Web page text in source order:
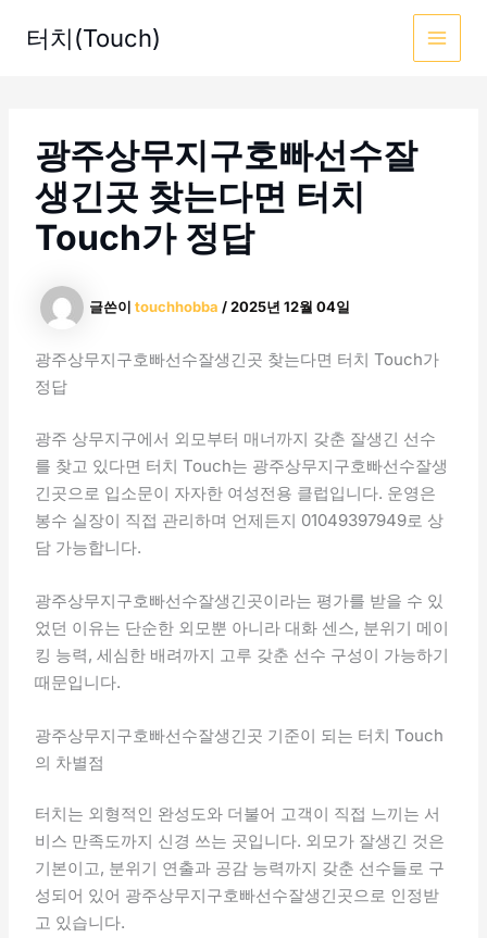
터치(Touch)
광주상무지구호빠선수잘
생긴곳 찾는다면 터치
Touch가 정답
글쓴이touchhobba /2025년 12월 04일
광주상무지구호빠선수잘생긴곳 찾는다면 터치 Touch가
정답
광주 상무지구에서 외모부터 매너까지 갖춘 잘생긴 선수
를 찾고 있다면 터치 Touch는 광주상무지구호빠선수잘생
긴곳으로 입소문이 자자한 여성전용 클럽입니다. 운영은
봉수 실장이 직접 관리하며 언제든지 01049397949로 상
담 가능합니다.
광주상무지구호빠선수잘생긴곳이라는 평가를 받을 수 있
었던 이유는 단순한 외모뿐 아니라 대화 센스, 분위기 메이
킹 능력, 세심한 배려까지 고루 갖춘 선수 구성이 가능하기
때문입니다.
광주상무지구호빠선수잘생긴곳 기준이 되는 터치 Touch
의 차별점
터치는 외형적인 완성도와 더불어 고객이 직접 느끼는 서
비스 만족도까지 신경 쓰는 곳입니다. 외모가 잘생긴 것은
기본이고, 분위기 연출과 공감 능력까지 갖춘 선수들로 구
성되어 있어 광주상무지구호빠선수잘생긴곳으로 인정받
고 있습니다.